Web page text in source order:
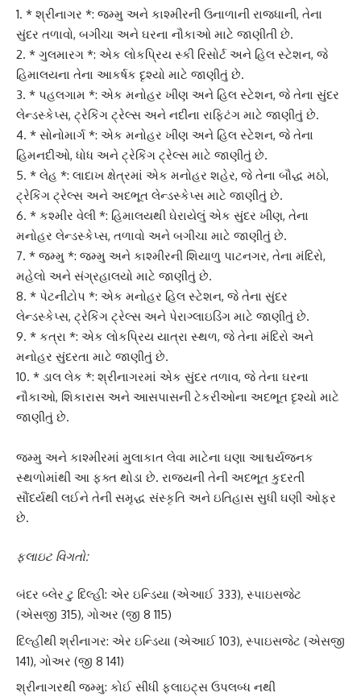
1. * શ્રીનાગર *: જમ્મુ અને કાશ્મીરની ઉનાળાની રાજધાની, તેના
સુંદર તળાવો, બગીચા અને ઘરના નૌકાઓ માટે જાણીતી છે.
2. * ગુલમારગ *: એક લોકપ્રિય સ્કી રિસોર્ટ અને હિલ સ્ટેશન, જે
હિમાલયના તેના આકર્ષક દૃશ્યો માટે જાણીતું છે.
3. * પહલગામ *: એક મનોહર ખીણ અને હિલ સ્ટેશન, જે તેના સુંદર
લેન્ડસ્કેપ્સ, ટ્રેકિંગ ટ્રેલ્સ અને નદીના રાફ્ટિંગ માટે જાણીતું છે.
4. * સોનોમાર્ગ *: એક મનોહર ખીણ અને હિલ સ્ટેશન, જે તેના
હિમનદીઓ, ધોધ અને ટ્રેકિંગ ટ્રેલ્સ માટે જાણીતું છે.
5. * લેહ *: લાદાખ ક્ષેત્રમાં એક મનોહર શહેર, જે તેના બૌદ્ધ મઠો,
ટ્રેકિંગ ટ્રેલ્સ અને અદભૂત લેન્ડસ્કેપ્સ માટે જાણીતું છે.
6. * કશ્મીર વેલી *: હિમાલયથી ઘેરાયેલું એક સુંદર ખીણ, તેના
મનોહર લેન્ડસ્કેપ્સ, તળાવો અને બગીચા માટે જાણીતું છે.
7. * જમ્મુ *: જમ્મુ અને કાશ્મીરની શિયાળુ પાટનગર, તેના મંદિરો,
મહેલો અને સંગ્રહાલયો માટે જાણીતું છે.
8. * પેટનીટોપ *: એક મનોહર હિલ સ્ટેશન, જે તેના સુંદર
લેન્ડસ્કેપ્સ, ટ્રેકિંગ ટ્રેલ્સ અને પેરાગ્લાઇડિંગ માટે જાણીતું છે.
9. * કત્રા *: એક લોકપ્રિય યાત્રા સ્થળ, જે તેના મંદિરો અને
મનોહર સુંદરતા માટે જાણીતું છે.
10. * ડાલ લેક *: શ્રીનાગરમાં એક સુંદર તળાવ, જે તેના ઘરના
નૌકાઓ, શિકારાસ અને આસપાસની ટેકરીઓના અદભૂત દૃશ્યો માટે
જાણીતું છે.
જમ્મુ અને કાશ્મીરમાં મુલાકાત લેવા માટેના ઘણા આશ્ચર્યજનક
સ્થળોમાંથી આ ફક્ત થોડા છે. રાજ્યની તેની અદભૂત કુદરતી
સૌંદર્યથી લઈને તેની સમૃદ્ધ સંસ્કૃતિ અને ઇતિહાસ સુધી ઘણી ઓફર
છે.
ફ્લાઇટ વિગતો:
બંદર બ્લેર ટુ દિલ્હી: એર ઇન્ડિયા (એઆઈ 333), સ્પાઇસજેટ
(એસજી 315), ગોઅર (જી 8 115)
દિલ્હીથી શ્રીનાગર: એર ઇન્ડિયા (એઆઈ 103), સ્પાઇસજેટ (એસજી
141), ગોઅર (જી 8 141)
શ્રીનાગરથી જમ્મુ: કોઈ સીધી ફ્લાઇટ્સ ઉપલબ્ધ નથી